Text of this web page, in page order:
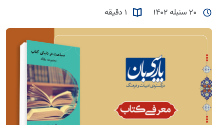
20 سنبله 1402 1 دقیقه